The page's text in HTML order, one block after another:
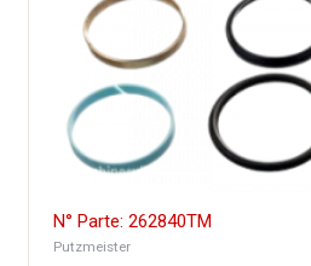
N° Parte: 262840TM
Putzmeister